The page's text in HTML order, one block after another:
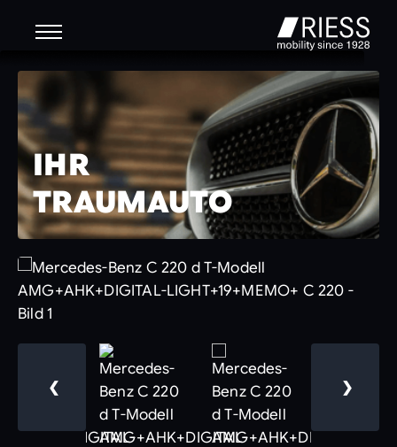
IHR
TRAUMAUTO
❮ ❯